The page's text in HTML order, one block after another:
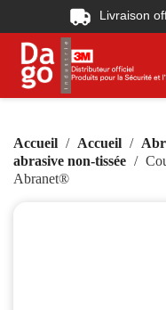
Livraison
Accueil Accueil
abrasive non-tissée
Abranet®